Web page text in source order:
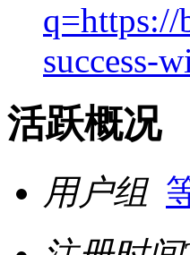
q=https://
success-
活跃概况
用户组